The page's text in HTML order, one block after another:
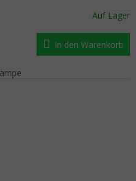
Auf Lager
In den Warenkorb